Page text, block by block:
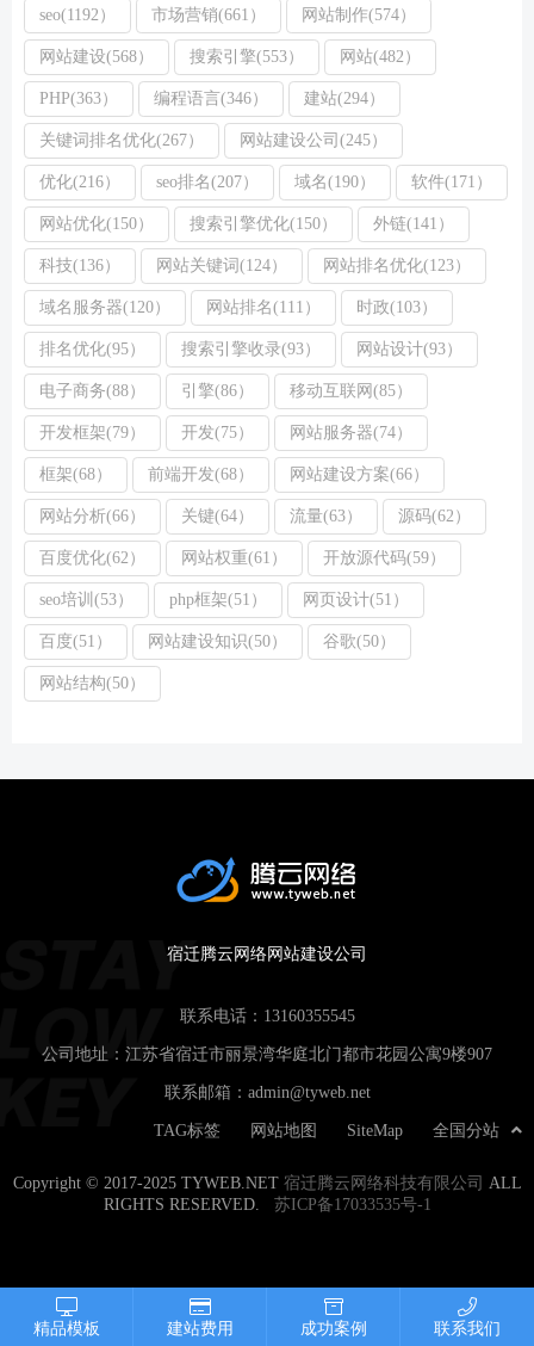
seo(1192） 市场营销(661） 网站制作(574）
网站建设(568） 搜索引擎(553） 网站(482）
PHP(363） 编程语言(346） 建站(294）
关键词排名优化(267） 网站建设公司(245）
优化(216） seo排名(207） 域名(190） 软件(171）
网站优化(150） 搜索引擎优化(150） 外链(141）
科技(136） 网站关键词(124） 网站排名优化(123）
域名服务器(120） 网站排名(111） 时政(103）
排名优化(95） 搜索引擎收录(93） 网站设计(93）
电子商务(88） 引擎(86） 移动互联网(85）
开发框架(79） 开发(75） 网站服务器(74）
框架(68） 前端开发(68） 网站建设方案(66）
网站分析(66） 关键(64） 流量(63） 源码(62）
百度优化(62） 网站权重(61） 开放源代码(59）
seo培训(53） php框架(51） 网页设计(51）
百度(51） 网站建设知识(50） 谷歌(50）
网站结构(50）
宿迁腾云网络网站建设公司
联系电话： 13160355545
公司地址：江苏省宿迁市丽景湾华庭北门都市花园公寓9楼907
联系邮箱： admin@tyweb.net
全国分站
SiteMap
网站地图
TAG标签
Copyright © 2017-2025 TYWEB.NET 宿迁腾云网络科技有限公司 ALL
RIGHTS RESERVED. 苏ICP备17033535号-1
精品模板 建站费用 成功案例 联系我们